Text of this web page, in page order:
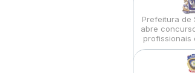
Prefeitura de
abre
profissionais